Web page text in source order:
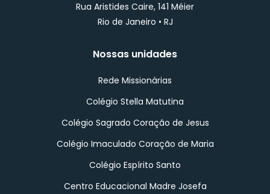
Rua Aristides Caire, 141 Méier
Rio de Janeiro • RJ
Nossas unidades
Rede Missionárias
Colégio Stella Matutina
Colégio Sagrado Coração de Jesus
Colégio Imaculado Coração de Maria
Colégio Espírito Santo
Centro Educacional Madre Josefa